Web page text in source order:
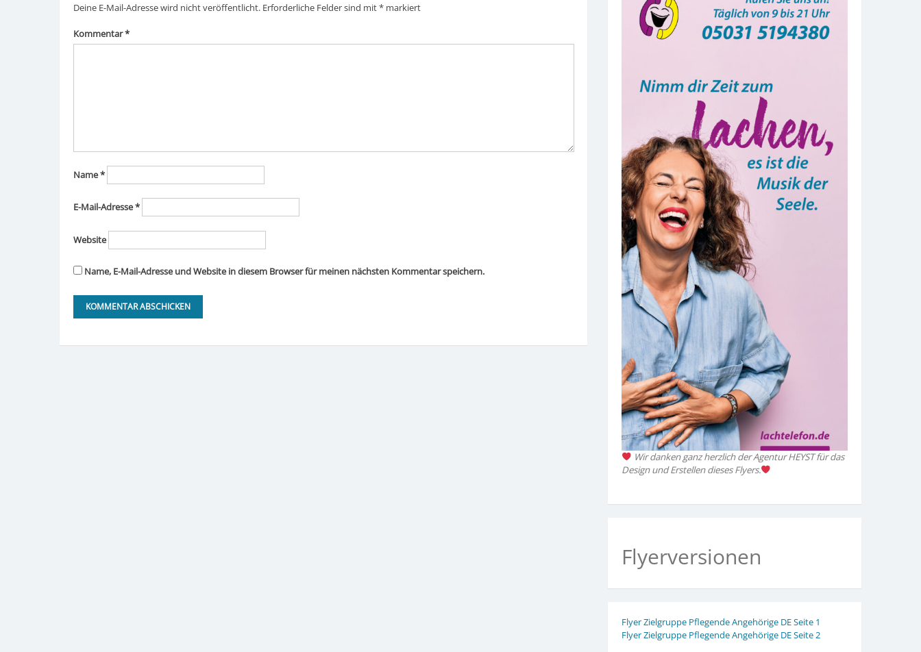
Deine E-Mail-Adresse wird nicht veröffentlicht. Erforderliche Felder sind mit*markiert
Kommentar*
Name*
E-Mail-Adresse*
Website
Name, E-Mail-Adresse und Website in diesem Browser für meinen nächsten Kommentar speichern.
Wir danken ganz herzlich der Agentur HEYST für das
Design und Erstellen dieses Flyers.
Flyerversionen
Flyer Zielgruppe Pflegende Angehörige DE Seite 1
Flyer Zielgruppe Pflegende Angehörige DE Seite 2